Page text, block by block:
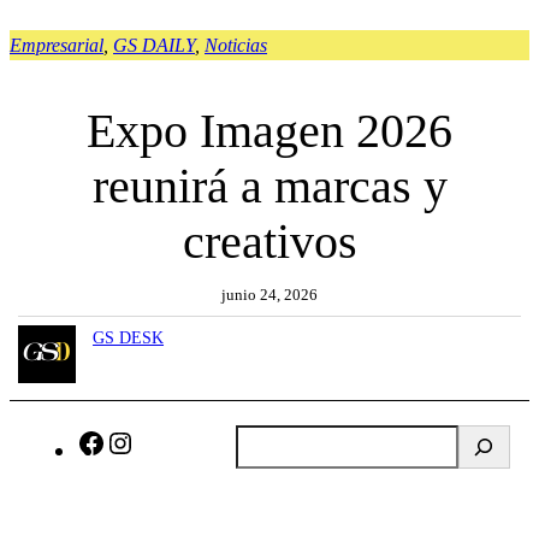
Empresarial GS DAILY, Noticias
Expo Imagen 2026
reunirá a marcas y
creativos
junio 24, 2026
GS DESK
F
u